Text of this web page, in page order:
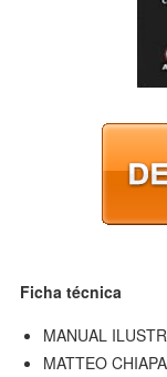
Ficha técnica
MANUAL
MATTEO